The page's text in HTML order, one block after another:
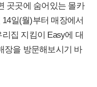
곳곳에 숨어있는 몰카
일(월)부터 매장에서
집 지킴이 Easy에 대
장을 방문해보시기 바